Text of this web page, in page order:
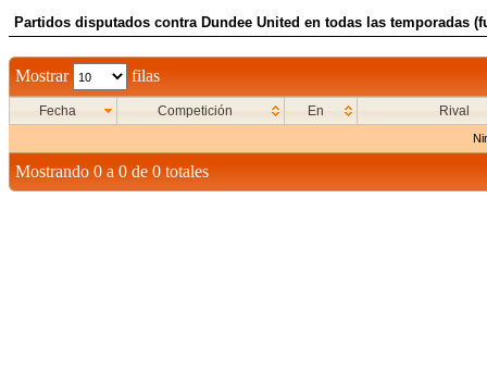
Partidos disputados contra Dundee United en todas las temporadas
Mostrar filas
Fecha Competición En Rival
Mostrando 0 a 0 de 0 totales